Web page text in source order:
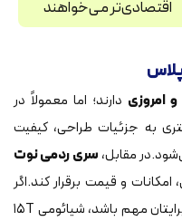
اقتصادی‌تر می‌خواهند
امروزی دارند؛ اما معمولاً در
به جزئیات طراحی، کیفیت
مقابل،سری ردمی نوت
و قیمت برقرار کند.اگر
کیفیت ساخت و حس لوکس‌تر در دست برایتان مهم باشد، شیائومی ۱۵T